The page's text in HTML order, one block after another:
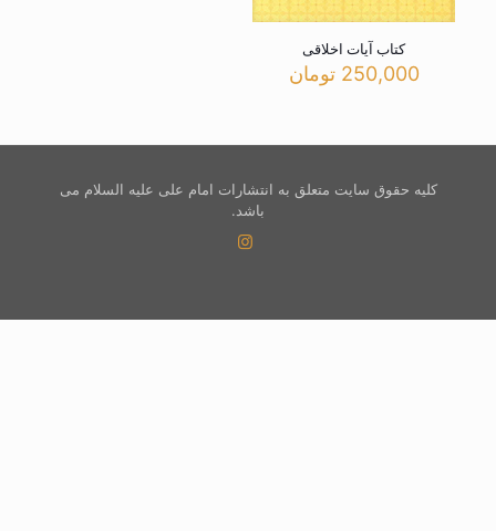
کتاب آیات اخلاقی
250,000 تومان
کلیه حقوق سایت متعلق به انتشارات امام علی علیه السلام می
باشد.